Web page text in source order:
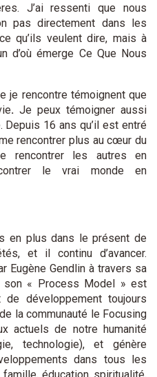
J’ai ressenti que nous
pas directement dans les
qu’ils veulent dire, mais à
d’où émerge Ce Que Nous
je rencontre témoignent que
. Je peux témoigner aussi
Depuis 16 ans qu’il est entré
rencontrer plus au cœur du
rencontrer les autres en
le vrai monde en
en plus dans le présent de
et il continu d’avancer.
Eugène Gendlin à travers sa
son « Process Model » est
développement toujours
la communauté le Focusing
actuels de notre humanité
technologie), et génère
dans tous les
éducation, spiritualité,